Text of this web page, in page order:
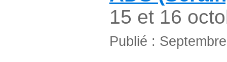
15 et 16
Publié :